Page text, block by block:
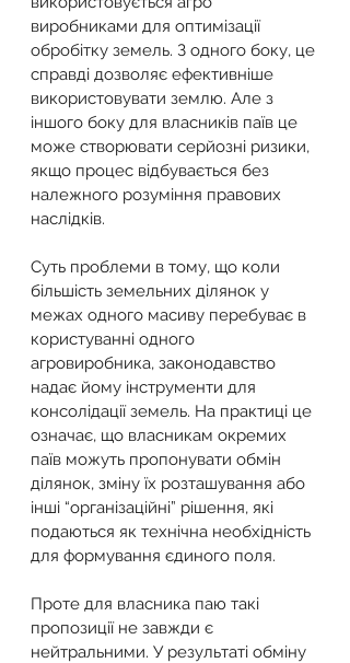
виробниками для оптимізації
обробітку земель. З одного боку, це
справді дозволяє ефективніше
використовувати землю. Але з
іншого боку для власників паїв це
може створювати серйозні ризики,
якщо процес відбувається без
належного розуміння правових
наслідків.
Суть проблеми в тому, що коли
більшість земельних ділянок у
межах одного масиву перебуває в
користуванні одного
агровиробника, законодавство
надає йому інструменти для
консолідації земель. На практиці це
означає, що власникам окремих
паїв можуть пропонувати обмін
ділянок, зміну їх розташування або
інші “організаційні” рішення, які
подаються як технічна необхідність
для формування єдиного поля.
Проте для власника паю такі
пропозиції не завжди є
нейтральними. У результаті обміну